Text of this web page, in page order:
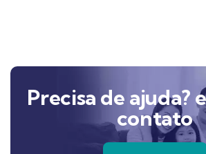
Precisa de ajuda?
contato